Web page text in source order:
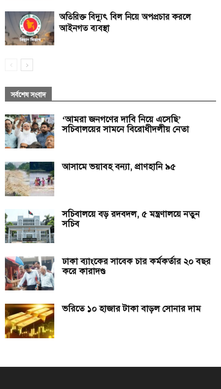
অতিরিক্ত বিদ্যুৎ বিল নিয়ে অপপ্রচার করলে
আইনগত ব্যবস্থা
সর্বশেষ সংবাদ
‘আমরা জনগণের দাবি নিয়ে এসেছি’
সচিবালয়ের সামনে বিরোধীদলীয় নেতা
আসামে ভয়াবহ বন্যা, প্রাণহানি ৯৫
সচিবালয়ে বড় রদবদল, ৫ মন্ত্রণালয়ে নতুন
সচিব
ঢাকা ব্যাংকের সাবেক চার কর্মকর্তার ২০ বছর
করে কারাদণ্ড
ভরিতে ১০ হাজার টাকা বাড়ল সোনার দাম